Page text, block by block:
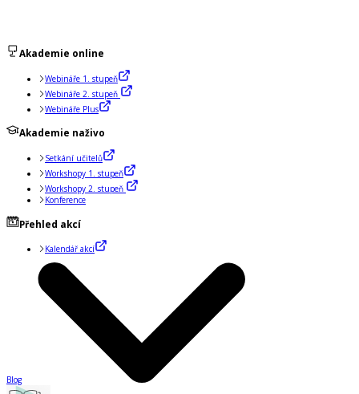
Akademie online
Webináře 1. stupeň
Webináře 2. stupeň
Webináře Plus
Akademie naživo
Setkání učitelů
Workshopy 1. stupeň
Workshopy 2. stupeň
Konference
Přehled akcí
Kalendář akcí
Blog